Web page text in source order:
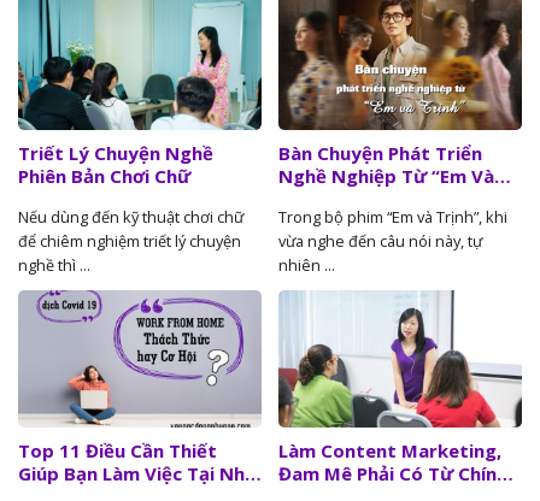
Triết Lý Chuyện Nghề
Phiên Bản Chơi Chữ
Nếu dùng đến kỹ thuật chơi chữ
để chiêm nghiệm triết lý chuyện
nghề thì ...
Bàn Chuyện Phát Triển
Nghề Nghiệp Từ “Em Và
Trong bộ phim “Em và Trịnh”, khi
vừa nghe đến câu nói này, tự
nhiên ...
Top 11 Điều Cần Thiết
Giúp Bạn Làm Việc Tại Nhà
Làm Content Marketing,
Đam Mê Phải Có Từ Chính